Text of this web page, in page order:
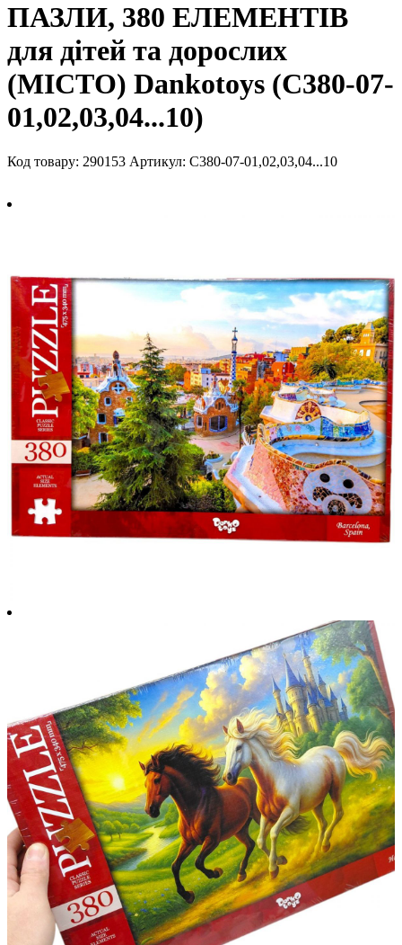
ПАЗЛИ, 380 ЕЛЕМЕНТІВ
для дітей та дорослих
(МІСТО) Dankotoys (C380-07-
01,02,03,04...10)
Код товару: 290153 Артикул: C380-07-01,02,03,04...10